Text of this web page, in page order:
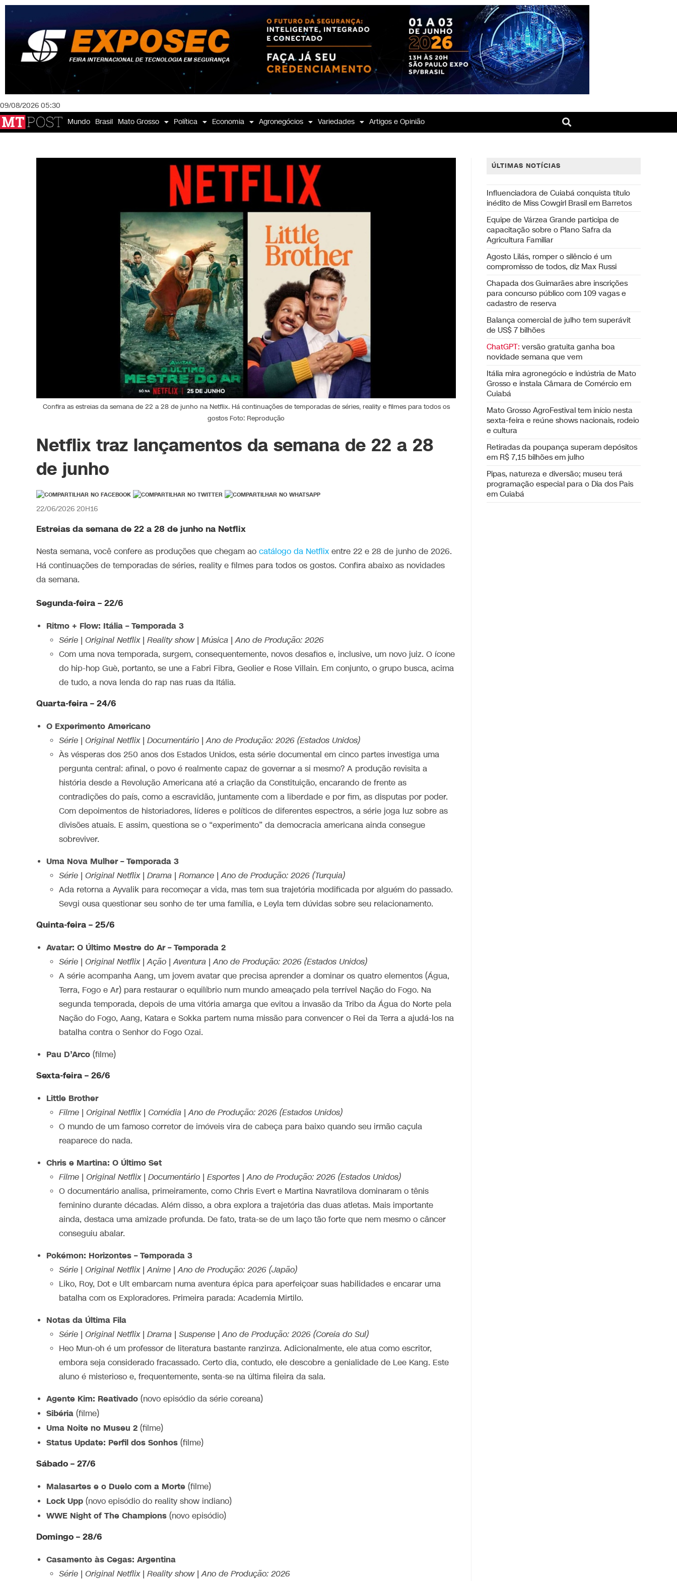
09/08/2026 05:30
Mundo Brasil Mato Grosso Política Economia Agronegócios Variedades Artigos e Opinião
Confira as estreias da semana de 22 a 28 de junho na Netflix. Há continuações de temporadas de séries, reality e filmes para todos os
gostos Foto: Reprodução
Netflix traz lançamentos da semana de 22 a 28
de junho
22/06/2026 20H16
Estreias da semana de 22 a 28 de junho na Netflix
Nesta semana, você confere as produções que chegam ao catálogo da Netflix entre 22 e 28 de junho de 2026.
Há continuações de temporadas de séries, reality e filmes para todos os gostos. Confira abaixo as novidades
da semana.
Segunda-feira – 22/6
Ritmo + Flow: Itália – Temporada 3
Série | Original Netflix | Reality show | Música | Ano de Produção: 2026
Com uma nova temporada, surgem, consequentemente, novos desafios e, inclusive, um novo juiz. O ícone
do hip-hop Guè, portanto, se une a Fabri Fibra, Geolier e Rose Villain. Em conjunto, o grupo busca, acima
de tudo, a nova lenda do rap nas ruas da Itália.
Quarta-feira – 24/6
O Experimento Americano
Série | Original Netflix | Documentário | Ano de Produção: 2026 (Estados Unidos)
Às vésperas dos 250 anos dos Estados Unidos, esta série documental em cinco partes investiga uma
pergunta central: afinal, o povo é realmente capaz de governar a si mesmo? A produção revisita a
história desde a Revolução Americana até a criação da Constituição, encarando de frente as
contradições do país, como a escravidão, juntamente com a liberdade e por fim, as disputas por poder.
Com depoimentos de historiadores, líderes e políticos de diferentes espectros, a série joga luz sobre as
divisões atuais. E assim, questiona se o “experimento” da democracia americana ainda consegue
sobreviver.
Uma Nova Mulher – Temporada 3
Série | Original Netflix | Drama | Romance | Ano de Produção: 2026 (Turquia)
Ada retorna a Ayvalik para recomeçar a vida, mas tem sua trajetória modificada por alguém do passado.
Sevgi ousa questionar seu sonho de ter uma família, e Leyla tem dúvidas sobre seu relacionamento.
Quinta-feira – 25/6
Avatar: O Último Mestre do Ar – Temporada 2
Série | Original Netflix | Ação | Aventura | Ano de Produção: 2026 (Estados Unidos)
A série acompanha Aang, um jovem avatar que precisa aprender a dominar os quatro elementos (Água,
Terra, Fogo e Ar) para restaurar o equilíbrio num mundo ameaçado pela terrível Nação do Fogo. Na
segunda temporada, depois de uma vitória amarga que evitou a invasão da Tribo da Água do Norte pela
Nação do Fogo, Aang, Katara e Sokka partem numa missão para convencer o Rei da Terra a ajudá-los na
batalha contra o Senhor do Fogo Ozai.
Pau D’Arco (filme)
Sexta-feira – 26/6
Little Brother
Filme | Original Netflix | Comédia | Ano de Produção: 2026 (Estados Unidos)
O mundo de um famoso corretor de imóveis vira de cabeça para baixo quando seu irmão caçula
reaparece do nada.
Chris e Martina: O Último Set
Filme | Original Netflix | Documentário | Esportes | Ano de Produção: 2026 (Estados Unidos)
O documentário analisa, primeiramente, como Chris Evert e Martina Navratilova dominaram o tênis
feminino durante décadas. Além disso, a obra explora a trajetória das duas atletas. Mais importante
ainda, destaca uma amizade profunda. De fato, trata-se de um laço tão forte que nem mesmo o câncer
conseguiu abalar.
Pokémon: Horizontes – Temporada 3
Série | Original Netflix | Anime | Ano de Produção: 2026 (Japão)
Liko, Roy, Dot e Ult embarcam numa aventura épica para aperfeiçoar suas habilidades e encarar uma
batalha com os Exploradores. Primeira parada: Academia Mirtilo.
Notas da Última Fila
Série | Original Netflix | Drama | Suspense | Ano de Produção: 2026 (Coreia do Sul)
Heo Mun-oh é um professor de literatura bastante ranzinza. Adicionalmente, ele atua como escritor,
embora seja considerado fracassado. Certo dia, contudo, ele descobre a genialidade de Lee Kang. Este
aluno é misterioso e, frequentemente, senta-se na última fileira da sala.
Agente Kim: Reativado (novo episódio da série coreana)
Sibéria (filme)
Uma Noite no Museu 2 (filme)
Status Update: Perfil dos Sonhos (filme)
Sábado – 27/6
Malasartes e o Duelo com a Morte (filme)
Lock Upp (novo episódio do reality show indiano)
WWE Night of The Champions (novo episódio)
Domingo – 28/6
Casamento às Cegas: Argentina
Série | Original Netflix | Reality show | Ano de Produção: 2026
ÚLTIMAS NOTÍCIAS
Influenciadora de Cuiabá conquista título
inédito de Miss Cowgirl Brasil em Barretos
Equipe de Várzea Grande participa de
capacitação sobre o Plano Safra da
Agricultura Familiar
Agosto Lilás, romper o silêncio é um
compromisso de todos, diz Max Russi
Chapada dos Guimarães abre inscrições
para concurso público com 109 vagas e
cadastro de reserva
Balança comercial de julho tem superávit
de US$ 7 bilhões
ChatGPT: versão gratuita ganha boa
novidade semana que vem
Itália mira agronegócio e indústria de Mato
Grosso e instala Câmara de Comércio em
Cuiabá
Mato Grosso AgroFestival tem início nesta
sexta-feira e reúne shows nacionais, rodeio
e cultura
Retiradas da poupança superam depósitos
em R$ 7,15 bilhões em julho
Pipas, natureza e diversão; museu terá
programação especial para o Dia dos Pais
em Cuiabá